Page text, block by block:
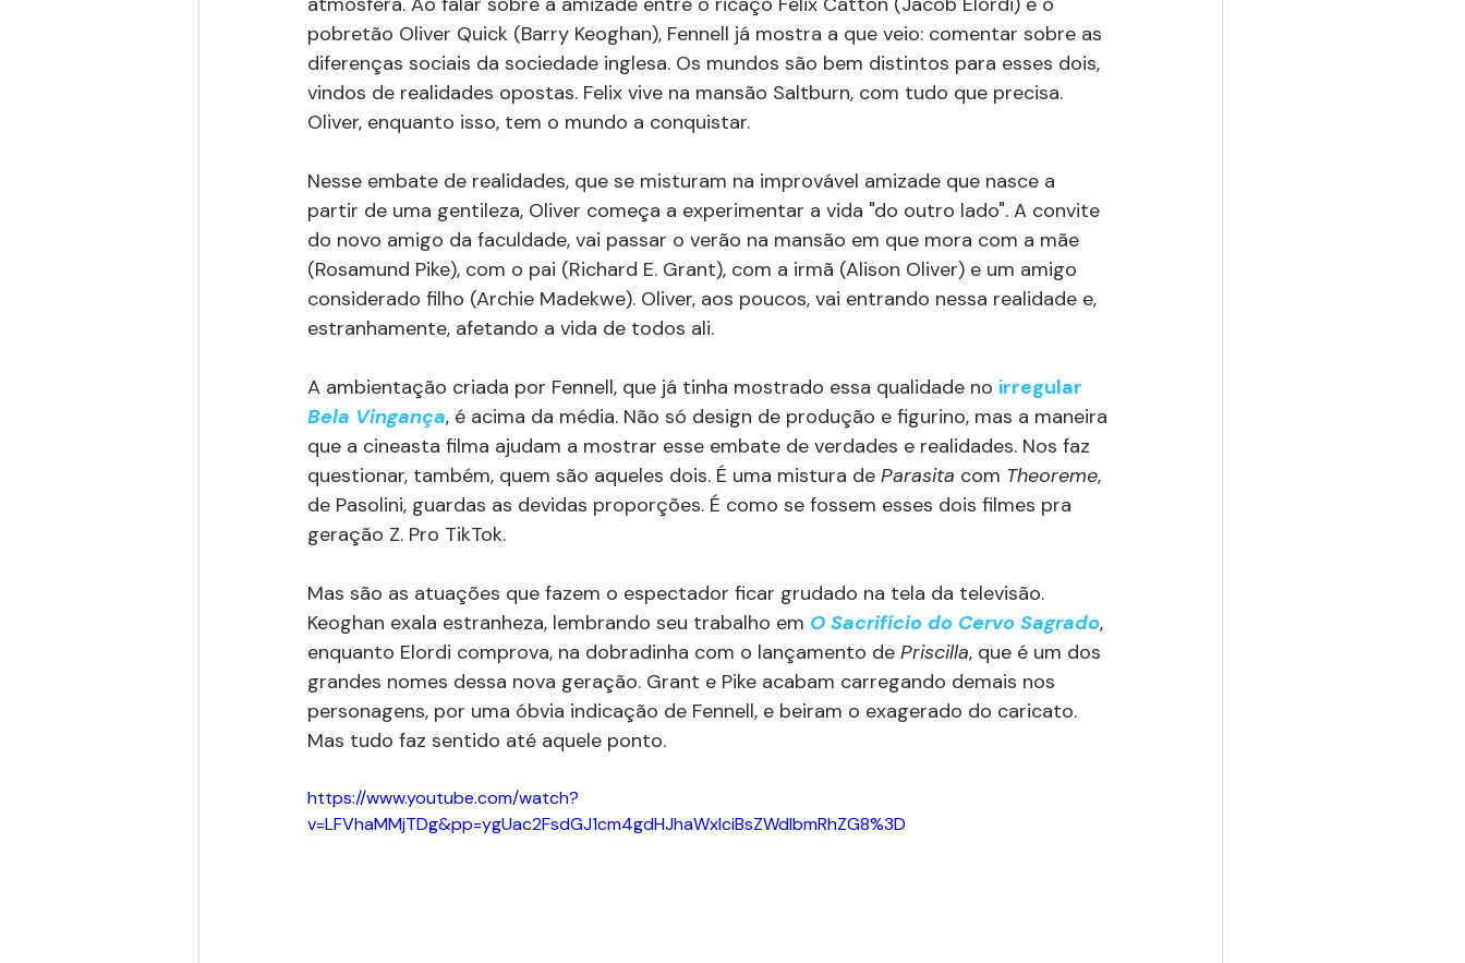
pobretão Oliver Quick (Barry Keoghan), Fennell já mostra a que veio: comentar sobre as
diferenças sociais da sociedade inglesa. Os mundos são bem distintos para esses dois,
vindos de realidades opostas. Felix vive na mansão Saltburn, com tudo que precisa.
Oliver, enquanto isso, tem o mundo a conquistar.
Nesse embate de realidades, que se misturam na improvável amizade que nasce a
partir de uma gentileza, Oliver começa a experimentar a vida "do outro lado". A convite
do novo amigo da faculdade, vai passar o verão na mansão em que mora com a mãe
(Rosamund Pike), com o pai (Richard E. Grant), com a irmã (Alison Oliver) e um amigo
considerado filho (Archie Madekwe). Oliver, aos poucos, vai entrando nessa realidade e,
estranhamente, afetando a vida de todos ali.
A ambientação criada por Fennell, que já tinha mostrado essa qualidade no irregular
Bela Vingança, é acima da média. Não só design de produção e figurino, mas a maneira
que a cineasta filma ajudam a mostrar esse embate de verdades e realidades. Nos faz
questionar, também, quem são aqueles dois. É uma mistura de Parasita com Theoreme,
de Pasolini, guardas as devidas proporções. É como se fossem esses dois filmes pra
geração Z. Pro TikTok.
Mas são as atuações que fazem o espectador ficar grudado na tela da televisão.
Keoghan exala estranheza, lembrando seu trabalho em O Sacrifício do Cervo Sagrado,
enquanto Elordi comprova, na dobradinha com o lançamento de Priscilla, que é um dos
grandes nomes dessa nova geração. Grant e Pike acabam carregando demais nos
personagens, por uma óbvia indicação de Fennell, e beiram o exagerado do caricato.
Mas tudo faz sentido até aquele ponto.
https://www.youtube.com/watch?
v=LFVhaMMjTDg&pp=ygUac2FsdGJ1cm4gdHJhaWxlciBsZWdlbmRhZG8%3D